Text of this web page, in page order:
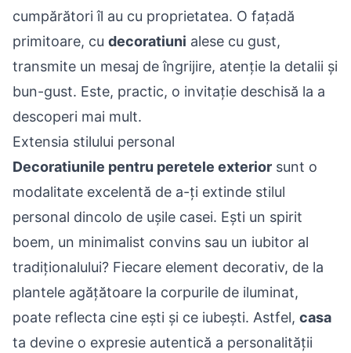
cumpărători îl au cu proprietatea. O fațadă
primitoare, cu decoratiuni alese cu gust,
transmite un mesaj de îngrijire, atenție la detalii și
bun-gust. Este, practic, o invitație deschisă la a
descoperi mai mult.
Extensia stilului personal
Decoratiunile pentru peretele exterior sunt o
modalitate excelentă de a-ți extinde stilul
personal dincolo de ușile casei. Ești un spirit
boem, un minimalist convins sau un iubitor al
tradiționalului? Fiecare element decorativ, de la
plantele agățătoare la corpurile de iluminat,
poate reflecta cine ești și ce iubești. Astfel, casa
ta devine o expresie autentică a personalității